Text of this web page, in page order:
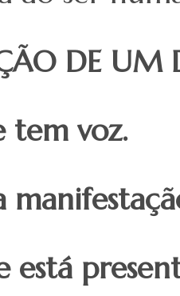
DE UM
tem voz.
está